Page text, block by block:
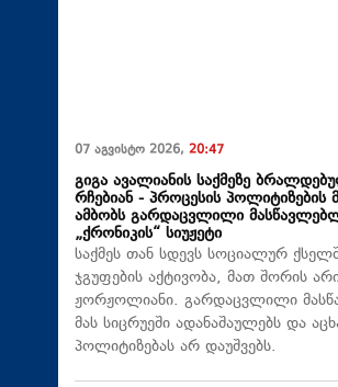
07 აგვისტო 2026, 20:47
გიგა ავალიანის საქმეზე
რჩებიან - პროცესის
ამბობს გარდაცვლილი
„ქრონიკის“ სიუჟეტი
საქმეს თან სდევს სოციალურ
ჯგუფების აქტივობა, მათ შორის
ჟორჟოლიანი. გარდაცვლილი
მას სიცრუეში ადანაშაულებს და
პოლიტიზებას არ დაუშვებს.